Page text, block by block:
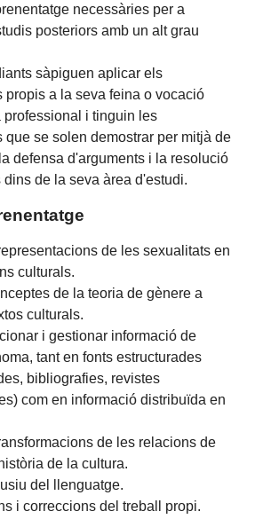
necessàries per a
posteriors amb un alt grau
sàpiguen aplicar els
propis a la seva feina o vocació
professional i tinguin les
que se solen demostrar per mitjà de
defensa d'arguments i la resolució
de la seva àrea d'estudi.
de les sexualitats en
culturals.
de la teoria de gènere a
culturals.
i gestionar informació de
tant en fonts estructurades
bibliografies, revistes
com en informació distribuïda en
de les relacions de
de la cultura.
del llenguatge.
i correccions del treball propi.